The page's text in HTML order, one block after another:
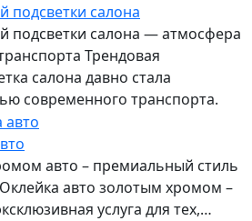
подсветки салона
подсветки салона — атмосфера
Трендовая
салона давно стала
современного транспорта.
авто – премиальный стиль
авто золотым хромом –
услуга для тех,…